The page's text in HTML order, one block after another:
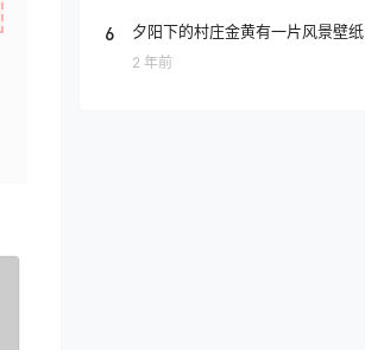
6 夕阳下的村庄金黄有一片风景壁纸
2 年前